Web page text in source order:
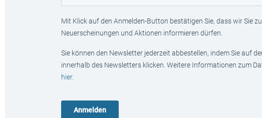
Mit Klick auf den Anmelden-Button bestätigen Sie, dass wir Sie
Neuerscheinungen und Aktionen informieren dürfen.
Sie können den Newsletter jederzeit abbestellen, indem Sie auf
innerhalb des Newsletters klicken. Weitere Informationen zum
hier.